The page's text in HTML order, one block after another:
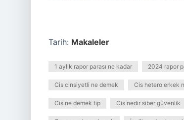
Tarih: Makaleler
1 aylık rapor parası ne kadar 2024 rapor
Cis cinsiyetli ne demek Cis hetero erkek
Cis ne demek tip Cis nedir siber güvenlik